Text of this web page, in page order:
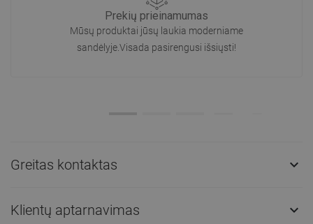
Prekių prieinamumas
Mūsų produktai jūsų laukia moderniame
sandėlyje.Visada pasirengusi išsiųsti!
Greitas kontaktas 
Klientų aptarnavimas 